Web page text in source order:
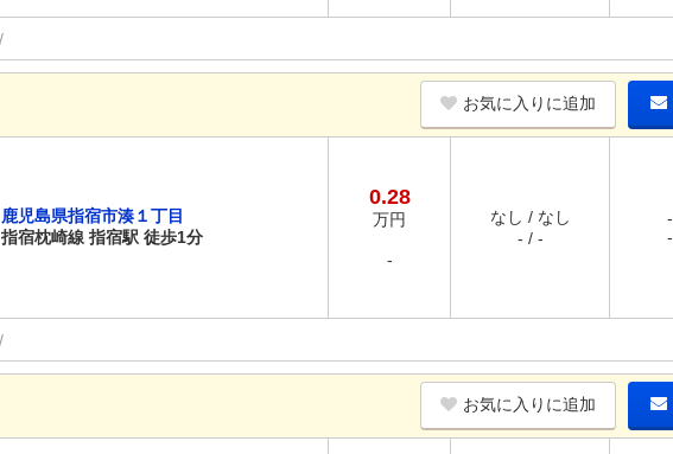
お気に入りに追加
鹿児島県指宿市湊１丁目
指宿枕崎線 指宿駅 徒歩1分
0.28
万円
-
なし / なし
- / -
-
-
お気に入りに追加